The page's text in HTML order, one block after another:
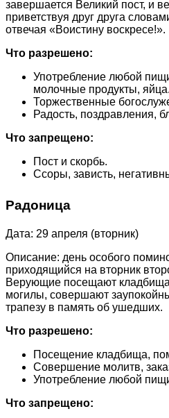
завершается Великий пост, и
приветствуя друг друга
отвечая «Воистину воскресе!».
Что разрешено:
Употребление любой
молочные продукты, яйца.
Торжественные
Радость, поздравления,
Что запрещено:
Пост и скорбь.
Ссоры, зависть,
Радоница
Дата: 29 апреля (вторник)
Описание: день особого
приходящийся на вторник
Верующие посещают
могилы, совершают
трапезу в память об ушедших.
Что разрешено:
Посещение кладбища,
Совершение молитв,
Употребление любой
Что запрещено: